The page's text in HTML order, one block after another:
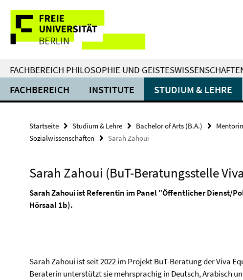
direkt
Inhalt
Service-
Navigation
FACHBEREICH PHILOSOPHIE UND
FACHBEREICH INSTITUTE STUDIUM & LEHRE
Startseite Studium & Lehre Bachelor of Arts (B.A.)
Sozialwissenschaften
Sarah Zahoui
Sarah Zahoui (BuT-Beratungsstelle
Sarah Zahoui ist Referentin im Panel "Öffentlicher Dienst/
Hörsaal 1b).
Sarah Zahoui ist seit 2022 im Projekt BuT-Beratung der Viva
Beraterin unterstützt sie mehrsprachig in Deutsch, Arabisch